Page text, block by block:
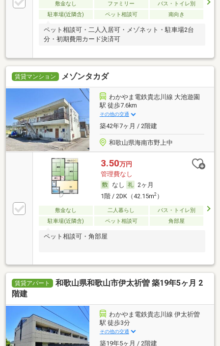
敷金なし ファミリー
バス・トイレ別
駐車場(近隣含)
ペット相談可 南向き
ペット相談可・二人入居可・メゾネット・駐車場2台
分・初期費用カード決済可
賃貸マンション メゾンタカダ
わかやま電鉄貴志川線 大池遊園
駅 徒歩7.6km
その他の交通
築42年7ヶ月 / 2階建
和歌山県海南市野上中
3.50万円
管理費なし
なし
2ヶ月
1階 / 2DK（42.15m2）
敷金なし 二人暮らし
バス・トイレ別
駐車場(近隣含)
ペット相談可 角部屋
ペット相談可・角部屋
賃貸アパート
和歌山県和歌山市伊太祈曽 築19年5ヶ月 2
階建
わかやま電鉄貴志川線 伊太祈曽
駅 徒歩3分
その他の交通
築19年5ヶ月 / 2階建